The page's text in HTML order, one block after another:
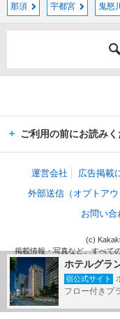
ホテルグラ
宿公式サイト
フロー付きプ
那須 宇都宮 鬼怒
ご利用の前にお読みく
運営会社 広告掲載
外部送信（オプトアウ
お問い合
(c)
掲載情報・写真など、すべて